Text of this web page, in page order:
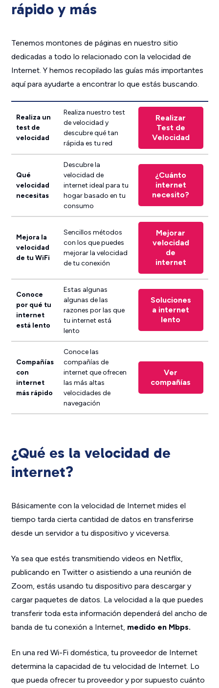
rápido y más
Tenemos montones de páginas en nuestro sitio
dedicadas a todo lo relacionado con la velocidad de
Internet. Y hemos recopilado las guías más importantes
aquí para ayudarte a encontrar lo que estás buscando.
Realiza un
test de
velocidad
Realiza nuestro test
de velocidad y
descubre qué tan
rápida es tu red
Realizar
Test de
Velocidad
Qué
velocidad
necesitas
Descubre la
velocidad de
internet ideal para tu
hogar basado en tu
consumo
¿Cuánto
internet
necesito?
Mejora la
velocidad
de tu WiFi
Sencillos métodos
con los que puedes
mejorar la velocidad
de tu conexión
Mejorar
velocidad
de
internet
Conoce
por qué tu
internet
está lento
Estas algunas
algunas de las
razones por las que
tu internet está
lento
Soluciones
a internet
lento
Compañías
con
internet
más rápido
Conoce las
compañías de
internet que ofrecen
las más altas
velocidades de
navegación
Ver
compañías
¿Qué es la velocidad de
internet?
Básicamente con la velocidad de Internet mides el
tiempo tarda cierta cantidad de datos en transferirse
desde un servidor a tu dispositivo y viceversa.
Ya sea que estés transmitiendo videos en Netflix,
publicando en Twitter o asistiendo a una reunión de
Zoom, estás usando tu dispositivo para descargar y
cargar paquetes de datos. La velocidad a la que puedes
transferir toda esta información dependerá del ancho de
banda de tu conexión a Internet, medido en Mbps.
En una red Wi-Fi doméstica, tu proveedor de Internet
determina la capacidad de tu velocidad de Internet. Lo
que pueda ofrecer tu proveedor y por supuesto cuánto